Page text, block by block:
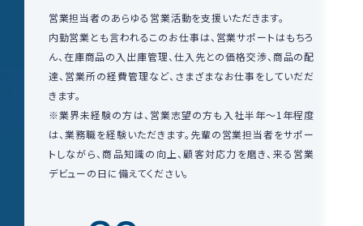
営業担当者のあらゆる営業活動を支援いただきます。
内勤営業とも言われるこのお仕事は、営業サポートはもちろ
ん、在庫商品の入出庫管理、仕入先との価格交渉、商品の配
達、営業所の経費管理など、さまざまなお仕事をしていだだ
きます。
※業界未経験の方は、営業志望の方も入社半年～1年程度
は、業務職を経験いただきます。先輩の営業担当者をサポー
トしながら、商品知識の向上、顧客対応力を磨き、来る営業
デビューの日に備えてください。